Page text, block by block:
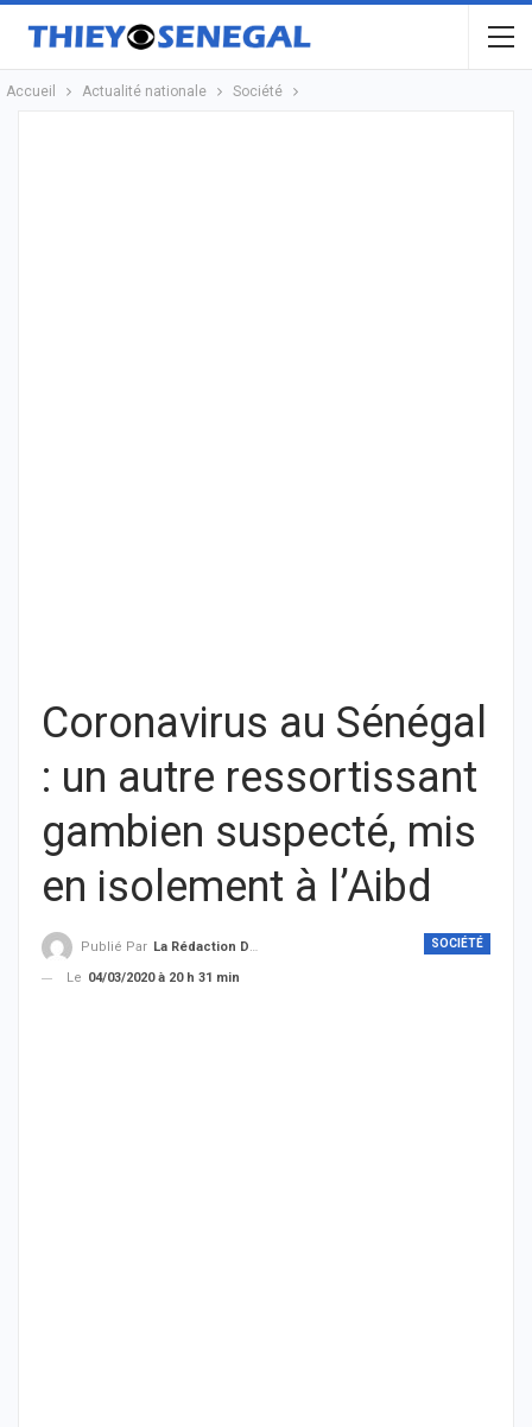
Accueil Actualité nationale Société
Coronavirus au Sénégal
: un autre ressortissant
gambien suspecté, mis
en isolement à l’Aibd
SOCIÉTÉ
Publié Par La Rédaction De THIEYSENEGAL.com
Le 04/03/2020 à 20 h 31 min